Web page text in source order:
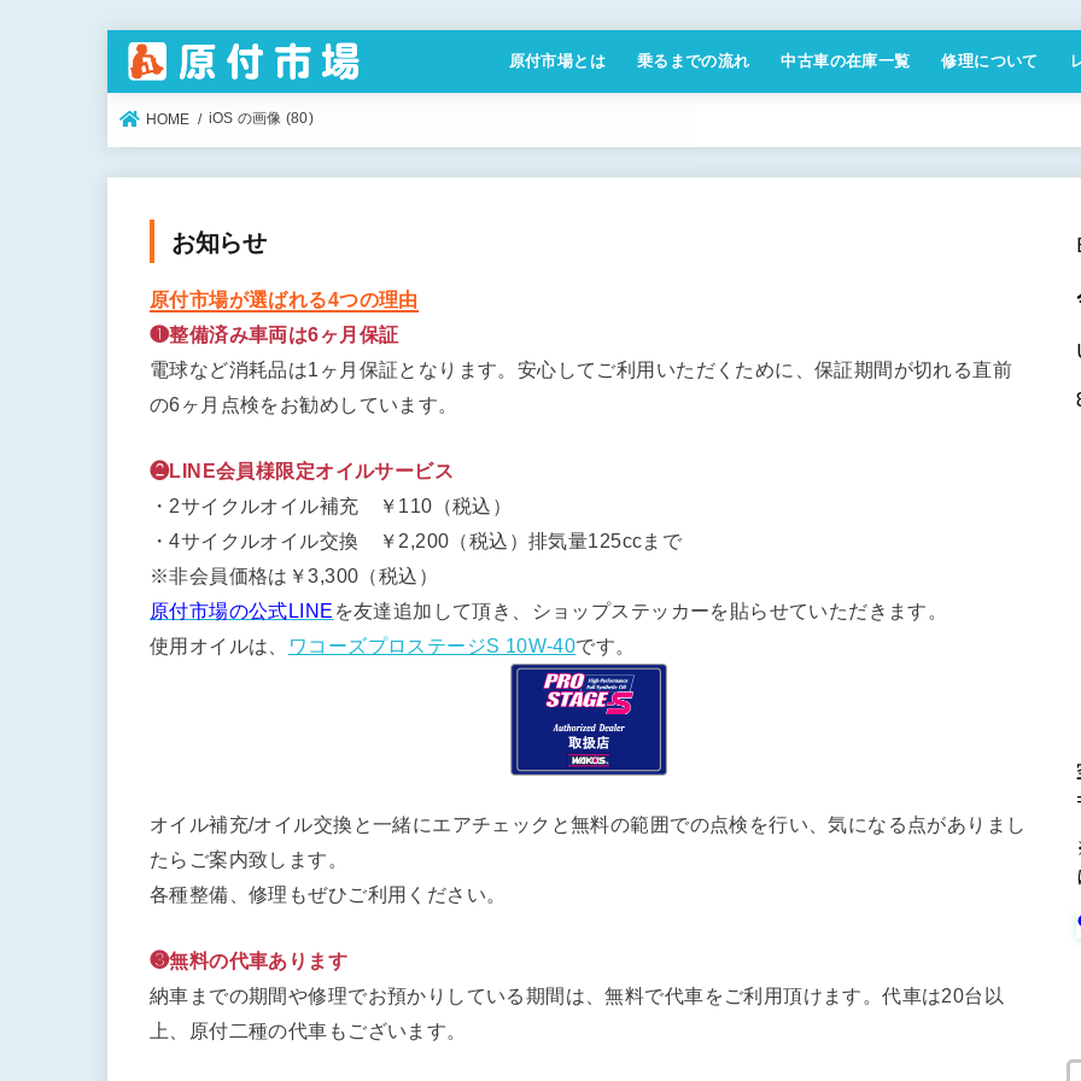
原付市場とは 乗るまでの流れ 中古車の在庫一覧 修理について
HOME iOS の画像 (80)
お知らせ
原付市場が選ばれる4つの理由
❶整備済み車両は6ヶ月保証
電球など消耗品は1ヶ月保証となります。安心してご利用いただくために、保証期間が切れる直前
の6ヶ月点検をお勧めしています。
❷LINE会員様限定オイルサービス
・2サイクルオイル補充 ￥110（税込）
・4サイクルオイル交換 ￥2,200（税込）排気量125ccまで
※非会員価格は￥3,300（税込）
原付市場の公式LINE を友達追加して頂き、ショップステッカーを貼らせていただきます。
使用オイルは、
ワコーズプロステージS 10W-40です。
オイル補充/オイル交換と一緒にエアチェックと無料の範囲での点検を行い、気になる点がありまし
たらご案内致します。
各種整備、修理もぜひご利用ください。
❸無料の代車あります
納車までの期間や修理でお預かりしている期間は、無料で代車をご利用頂けます。代車は20台以
上、原付二種の代車もございます。